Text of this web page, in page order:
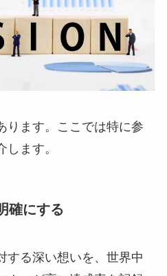
ります。ここでは特に参
ます。
確にする
する深い想いを、世界中